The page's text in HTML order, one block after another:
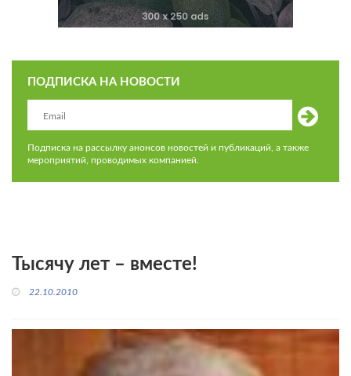
ПОДПИСКА НА НОВОСТИ
Подписка на рассылку анонсов новостей и публикаций, а также
мероприятий, проводимых компанией.
Тысячу лет – вместе!
22.10.2010